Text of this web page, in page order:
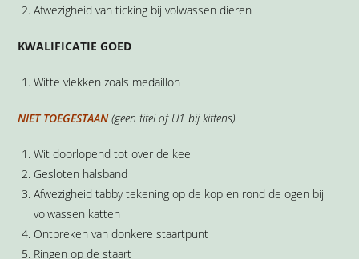
Afwezigheid van ticking bij volwassen dieren
KWALIFICATIE GOED
Witte vlekken zoals medaillon
NIET TOEGESTAAN(geen titel of U1 bij kittens)
Wit doorlopend tot over de keel
Gesloten halsband
Afwezigheid tabby tekening op de kop en rond de ogen bij
volwassen katten
Ontbreken van donkere staartpunt
Ringen op de staart